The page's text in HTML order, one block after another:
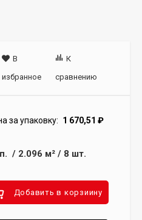
В
избранное
К
сравнению
за упаковку: 1 670,51 ₽
/ 2.096 м²/ 8 шт.
Добавить в корзиину